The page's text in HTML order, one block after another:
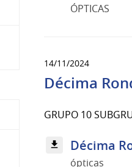
ÓPTICAS
14/11/2024
Décima
GRUPO 10
Décima
ópticas